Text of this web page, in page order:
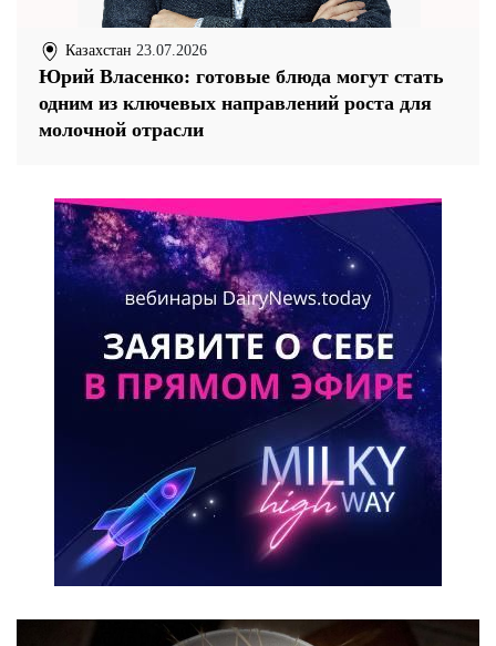
Казахстан 23.07.2026
Юрий Власенко: готовые блюда могут стать
одним из ключевых направлений роста для
молочной отрасли